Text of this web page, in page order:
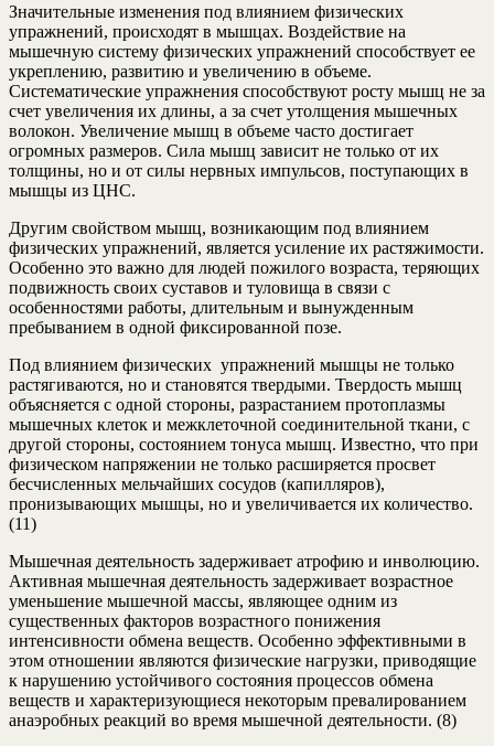
Значительные изменения под влиянием физических
упражнений, происходят в мышцах. Воздействие на
мышечную систему физических упражнений способствует ее
укреплению, развитию и увеличению в объеме.
Систематические упражнения способствуют росту мышц не за
счет увеличения их длины, а за счет утолщения мышечных
волокон. Увеличение мышц в объеме часто достигает
огромных размеров. Сила мышц зависит не только от их
толщины, но и от силы нервных импульсов, поступающих в
мышцы из ЦНС.
Другим свойством мышц, возникающим под влиянием
физических упражнений, является усиление их растяжимости.
Особенно это важно для людей пожилого возраста, теряющих
подвижность своих суставов и туловища в связи с
особенностями работы, длительным и вынужденным
пребыванием в одной фиксированной позе.
Под влиянием физических упражнений мышцы не только
растягиваются, но и становятся твердыми. Твердость мышц
объясняется с одной стороны, разрастанием протоплазмы
мышечных клеток и межклеточной соединительной ткани, с
другой стороны, состоянием тонуса мышц. Известно, что при
физическом напряжении не только расширяется просвет
бесчисленных мельчайших сосудов (капилляров),
пронизывающих мышцы, но и увеличивается их количество.
(11)
Мышечная деятельность задерживает атрофию и инволюцию.
Активная мышечная деятельность задерживает возрастное
уменьшение мышечной массы, являющее одним из
существенных факторов возрастного понижения
интенсивности обмена веществ. Особенно эффективными в
этом отношении являются физические нагрузки, приводящие
к нарушению устойчивого состояния процессов обмена
веществ и характеризующиеся некоторым превалированием
анаэробных реакций во время мышечной деятельности. (8)